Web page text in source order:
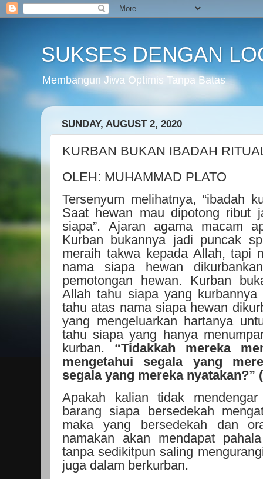
SUKSES DENGAN
Membangun Jiwa Optimis Tanpa Batas
SUNDAY, AUGUST 2, 2020
KURBAN BUKAN IBADAH
OLEH: MUHAMMAD PLATO
Tersenyum melihatnya, “ibadah
Saat hewan mau dipotong ribut
siapa”. Ajaran agama macam
Kurban bukannya jadi puncak
meraih takwa kepada Allah, tapi
nama siapa hewan
pemotongan hewan. Kurban
Allah tahu siapa yang
tahu atas nama siapa hewan
yang mengeluarkan hartanya
tahu siapa yang hanya
kurban. “Tidakkah mereka
mengetahui segala yang
segala yang mereka nyatakan?”
Apakah kalian tidak
barang siapa bersedekah
maka yang bersedekah dan
namakan akan mendapat
tanpa sedikitpun saling
juga dalam berkurban.